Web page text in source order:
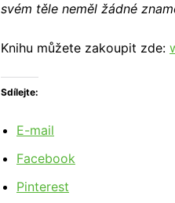
svém těle neměl žádné
Knihu můžete zakoupit zde:
Sdílejte:
E-mail
Facebook
Pinterest